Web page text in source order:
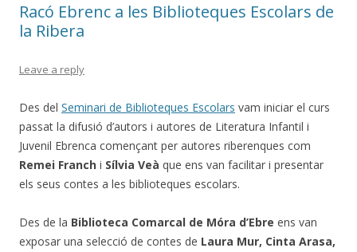
Racó Ebrenc a les Biblioteques Escolars de
la Ribera
Leave a reply
Des del Seminari de Biblioteques Escolars vam iniciar el curs
passat la difusió d’autors i autores de Literatura Infantil i
Juvenil Ebrenca començant per autores riberenques com
Remei Franch i Sílvia Veà que ens van facilitar i presentar
els seus contes a les biblioteques escolars.
Des de la Biblioteca Comarcal de Móra d’Ebre ens van
exposar una selecció de contes de Laura Mur, Cinta Arasa,